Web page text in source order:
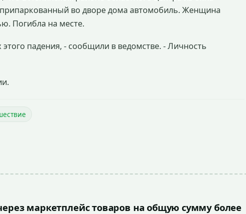
во дворе дома автомобиль. Женщина
Погибла на месте.
падения, - сообщили в ведомстве. - Личность
маркетплейс товаров на общую сумму более